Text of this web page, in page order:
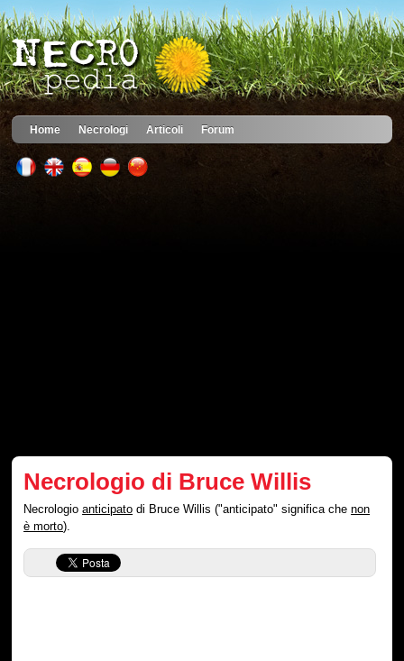
Home Necrologi Articoli Forum
Necrologio di Bruce Willis
Necrologioanticipato di Bruce Willis ("anticipato" significa chenon
è morto).